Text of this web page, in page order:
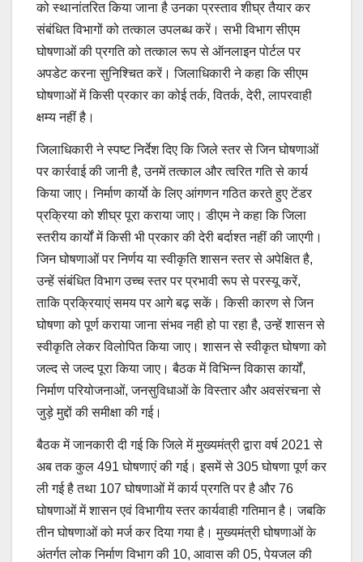
को स्थानांतरित किया जाना है उनका प्रस्ताव शीघ्र तैयार कर
संबंधित विभागों को तत्काल उपलब्ध करें। सभी विभाग सीएम
घोषणाओं की प्रगति को तत्काल रूप से ऑनलाइन पोर्टल पर
अपडेट करना सुनिश्चित करें। जिलाधिकारी ने कहा कि सीएम
घोषणाओं में किसी प्रकार का कोई तर्क, वितर्क, देरी, लापरवाही
क्षम्य नहीं है।
जिलाधिकारी ने स्पष्ट निर्देश दिए कि जिले स्तर से जिन घोषणाओं
पर कार्रवाई की जानी है, उनमें तत्काल और त्वरित गति से कार्य
किया जाए। निर्माण कार्याे के लिए आंगणन गठित करते हुए टेंडर
प्रक्रिया को शीघ्र पूरा कराया जाए। डीएम ने कहा कि जिला
स्तरीय कार्यों में किसी भी प्रकार की देरी बर्दाश्त नहीं की जाएगी।
जिन घोषणाओं पर निर्णय या स्वीकृति शासन स्तर से अपेक्षित है,
उन्हें संबंधित विभाग उच्च स्तर पर प्रभावी रूप से परस्यू करें,
ताकि प्रक्रियाएं समय पर आगे बढ़ सकें। किसी कारण से जिन
घोषणा को पूर्ण कराया जाना संभव नही हो पा रहा है, उन्हें शासन से
स्वीकृति लेकर विलोपित किया जाए। शासन से स्वीकृत घोषणा को
जल्द से जल्द पूरा किया जाए। बैठक में विभिन्न विकास कार्यों,
निर्माण परियोजनाओं, जनसुविधाओं के विस्तार और अवसंरचना से
जुड़े मुद्दों की समीक्षा की गई।
बैठक में जानकारी दी गई कि जिले में मुख्यमंत्री द्वारा वर्ष 2021 से
अब तक कुल 491 घोषणाएं की गई। इसमें से 305 घोषणा पूर्ण कर
ली गई है तथा 107 घोषणाओं में कार्य प्रगति पर है और 76
घोषणाओं में शासन एवं विभागीय स्तर कार्यवाही गतिमान है। जबकि
तीन घोषणाओं को मर्ज कर दिया गया है। मुख्यमंत्री घोषणाओं के
अंतर्गत लोक निर्माण विभाग की 10, आवास की 05, पेयजल की